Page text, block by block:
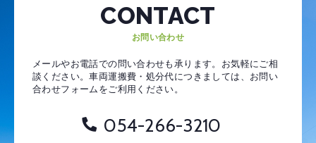
CONTACT
お問い合わせ
メールやお電話での問い合わせも承ります。お気軽にご相
談ください。車両運搬費・処分代につきましては、お問い
合わせフォームをご利用ください。
054-266-3210